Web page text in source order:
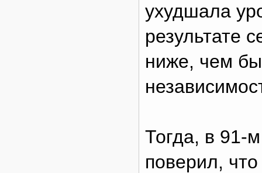
ухудшала
результате
ниже, чем
Тогда, в 91-
поверил,